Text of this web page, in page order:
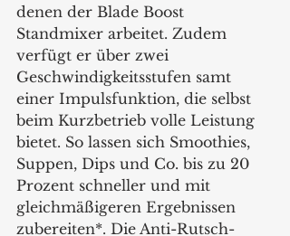
denen der Blade Boost
Standmixer arbeitet. Zudem
verfügt er über zwei
Geschwindigkeitsstufen samt
einer Impulsfunktion, die selbst
beim Kurzbetrieb volle Leistung
bietet. So lassen sich Smoothies,
Suppen, Dips und Co. bis zu 20
Prozent schneller und mit
gleichmäßigeren Ergebnissen
zubereiten*. Die Anti-Rutsch-